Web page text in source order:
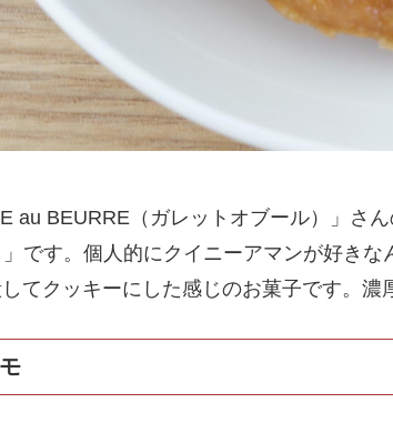
au BEURRE（ガレットオブール）」さ
です。個人的にクイニーアマンが好き
てクッキーにした感じのお菓子です。濃